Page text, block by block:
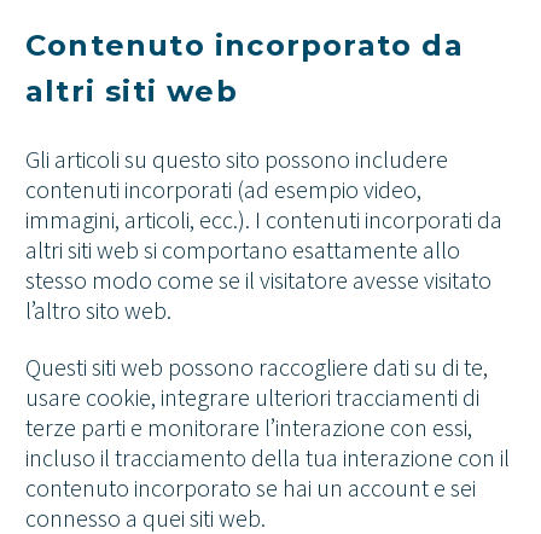
Contenuto incorporato da
altri siti web
Gli articoli su questo sito possono includere
contenuti incorporati (ad esempio video,
immagini, articoli, ecc.). I contenuti incorporati da
altri siti web si comportano esattamente allo
stesso modo come se il visitatore avesse visitato
l’altro sito web.
Questi siti web possono raccogliere dati su di te,
usare cookie, integrare ulteriori tracciamenti di
terze parti e monitorare l’interazione con essi,
incluso il tracciamento della tua interazione con il
contenuto incorporato se hai un account e sei
connesso a quei siti web.